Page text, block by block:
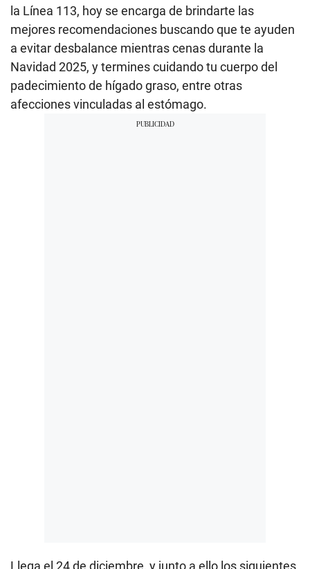
la Línea 113, hoy se encarga de brindarte las
mejores recomendaciones buscando que te ayuden
a evitar desbalance mientras cenas durante la
Navidad 2025, y termines cuidando tu cuerpo del
padecimiento de hígado graso, entre otras
afecciones vinculadas al estómago.
Llega el 24 de diciembre, y junto a ello los siguientes